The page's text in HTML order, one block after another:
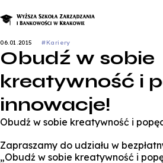
06.01.2015 #Kariery
Obudź w sobie
kreatywność i
innowacje!
Obudź w sobie kreatywność i
Zapraszamy do udziału w
„Obudź w sobie kreatywność i